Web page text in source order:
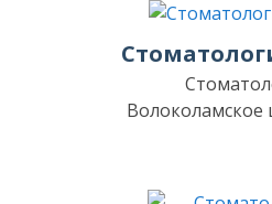
Волоколамское